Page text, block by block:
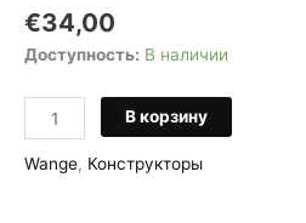
€34,00
Доступность: В наличии
Количество
товара
Конструктор
В корзину
Wange, Конструкторы